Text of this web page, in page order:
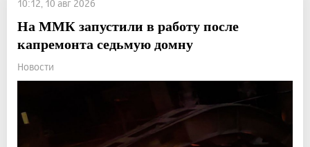
10:12, 10 авг 2026
На ММК запустили в работу после
капремонта седьмую домну
Новости